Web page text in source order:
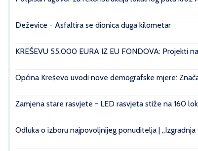
Deževice - Asfaltira se dionica duga kilometar
KREŠEVU 55.000 EURA IZ EU FONDOVA: Projekti
Općina Kreševo uvodi nove demografske mjere:
Zamjena stare rasvjete - LED rasvjeta stiže na 160
Odluka o izboru najpovoljnijeg ponuditelja |